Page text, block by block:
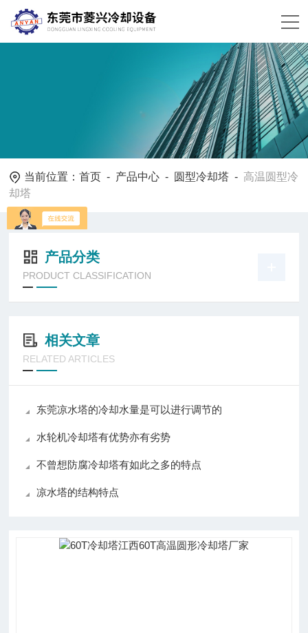
当前位置：首页 - 产品中心 - 圆型冷却塔 -高温圆型冷
却塔
产品分类
PRODUCT CLASSIFICATION
相关文章
RELATED ARTICLES
东莞凉水塔的冷却水量是可以进行调节的
水轮机冷却塔有优势亦有劣势
不曾想防腐冷却塔有如此之多的特点
凉水塔的结构特点